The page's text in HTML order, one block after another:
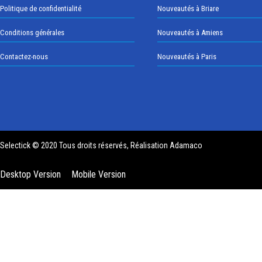
Politique de confidentialité
Conditions générales
Contactez-nous
Nouveautés à Briare
Nouveautés à Amiens
Nouveautés à Paris
Selectick © 2020 Tous droits réservés, Réalisation Adamaco
Desktop Version Mobile Version